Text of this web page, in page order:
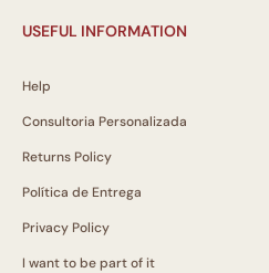
USEFUL INFORMATION
Help
Consultoria Personalizada
Returns Policy
Política de Entrega
Privacy Policy
I want to be part of it